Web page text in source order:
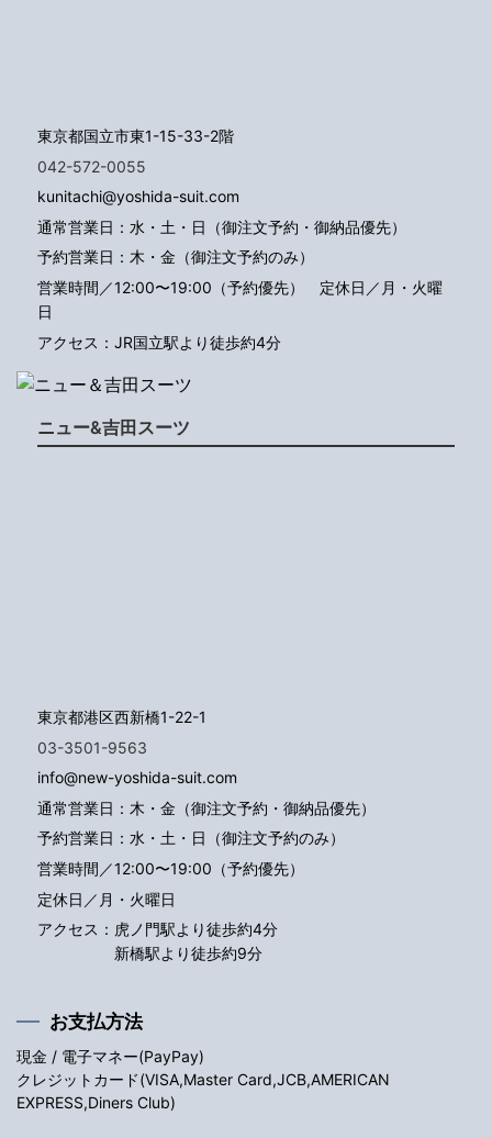
東京都国立市東1-15-33-2階
042-572-0055
kunitachi@yoshida-suit.com
通常営業日：水・土・日（御注文予約・御納品優先）
予約営業日：木・金（御注文予約のみ）
営業時間／12:00〜19:00（予約優先） 定休日／月・火曜
日
アクセス：JR国立駅より徒歩約4分
ニュー&吉田スーツ
東京都港区西新橋1-22-1
03-3501-9563
info@new-yoshida-suit.com
通常営業日：木・金（御注文予約・御納品優先）
予約営業日：水・土・日（御注文予約のみ）
営業時間／12:00〜19:00（予約優先）
定休日／月・火曜日
アクセス： 虎ノ門駅より徒歩約4分
新橋駅より徒歩約9分
お支払方法
現金 / 電子マネー(PayPay)
クレジットカード(VISA,Master Card,JCB,AMERICAN
EXPRESS,Diners Club)